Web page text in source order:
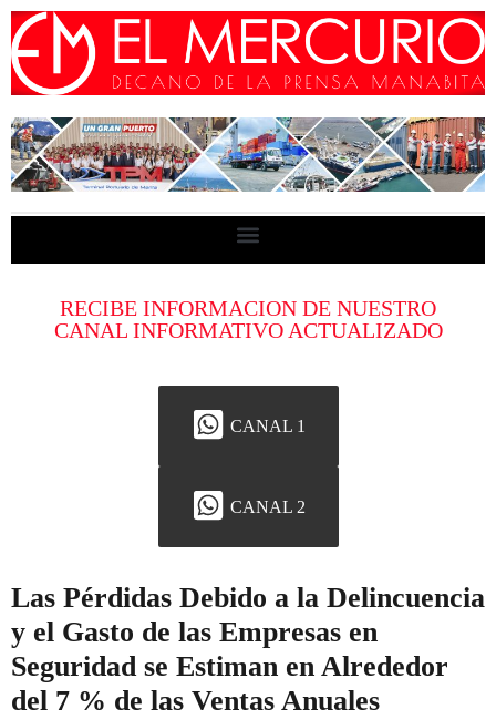
RECIBE INFORMACION DE NUESTRO
CANAL INFORMATIVO ACTUALIZADO
CANAL 1
CANAL 2
Las Pérdidas Debido a la Delincuencia
y el Gasto de las Empresas en
Seguridad se Estiman en Alrededor
del 7 % de las Ventas Anuales